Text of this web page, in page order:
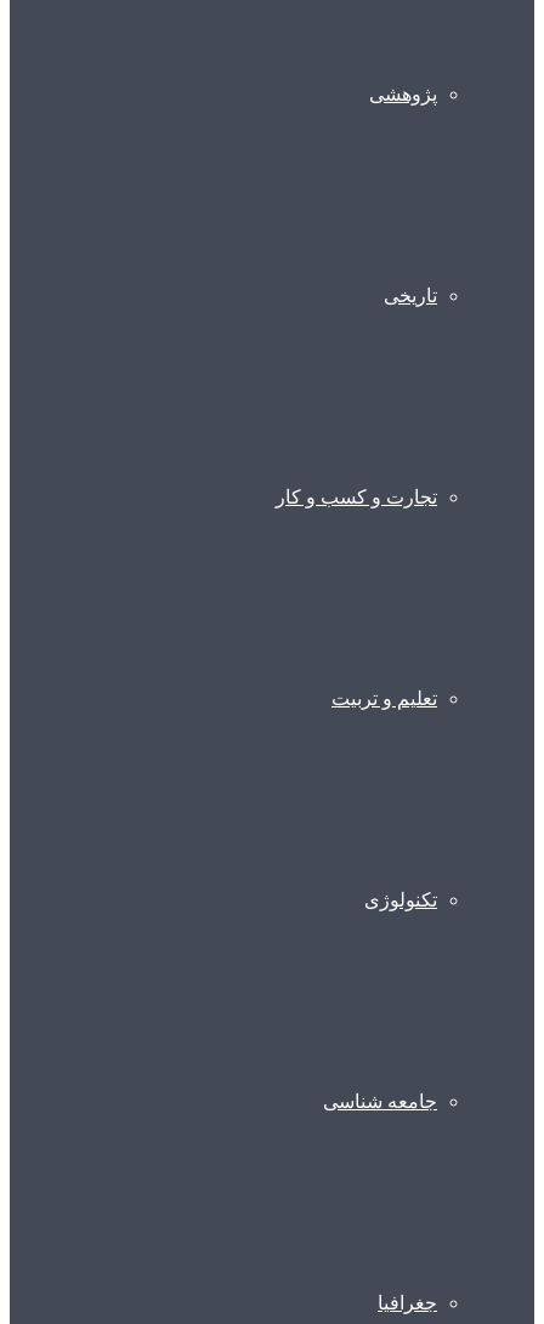
پژوهشی
تاریخی
تجارت و کسب و کار
تعلیم و تربیت
تکنولوژی
جامعه شناسی
جغرافیا